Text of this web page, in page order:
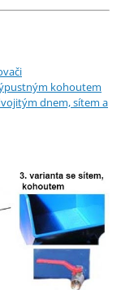
kohoutem
dnem, sítem a